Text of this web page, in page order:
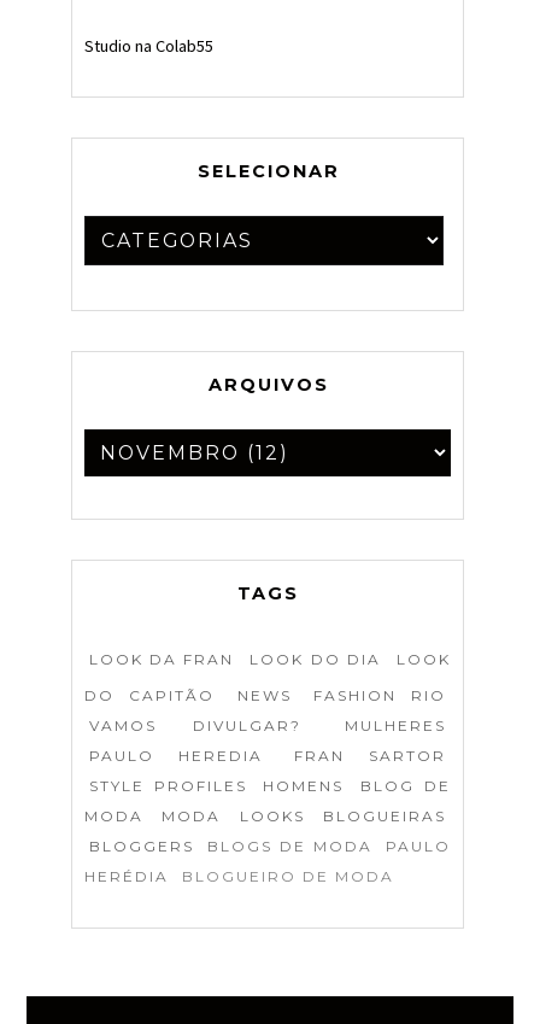
Studio na Colab55
SELECIONAR
ARQUIVOS
TAGS
LOOK DA FRAN LOOK DO DIA
LOOK
DO CAPITÃO
NEWS
FASHION RIO
VAMOS DIVULGAR?
MULHERES
PAULO HEREDIA
FRAN SARTOR
STYLE PROFILES
HOMENS
BLOG DE
MODA
MODA LOOKS
BLOGUEIRAS
BLOGGERS
BLOGS DE MODA
PAULO
HERÉDIA
BLOGUEIRO DE MODA